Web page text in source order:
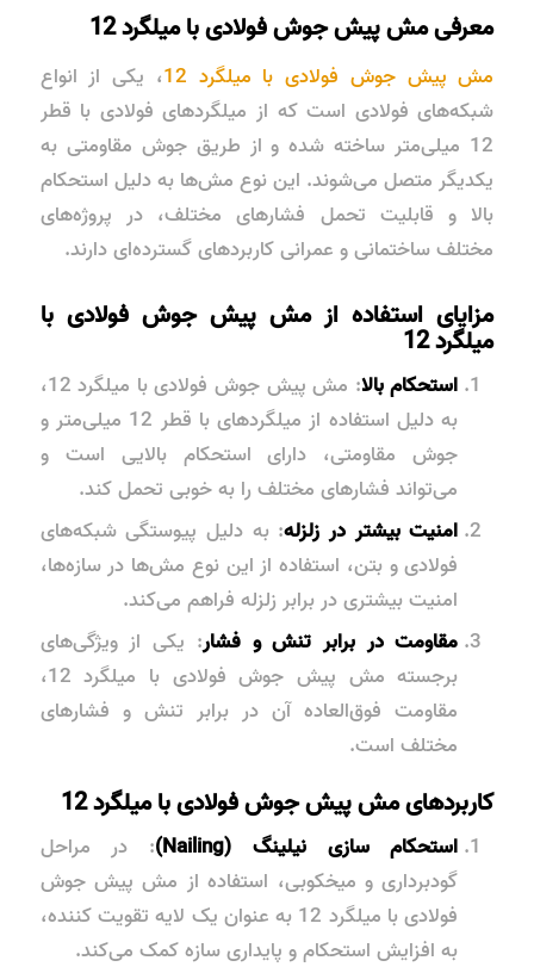
معرفی مش پیش جوش فولادی با میلگرد 12
مش پیش جوش فولادی با میلگرد 12
، یکی از انواع
شبکه‌های فولادی است که از میلگردهای فولادی با قطر
12 میلی‌متر ساخته شده و از طریق جوش مقاومتی به
یکدیگر متصل می‌شوند. این نوع مش‌ها به دلیل استحکام
بالا و قابلیت تحمل فشارهای مختلف، در پروژه‌های
مختلف ساختمانی و عمرانی کاربردهای گسترده‌ای دارند.
مزایای استفاده از مش پیش جوش فولادی با
میلگرد 12
استحکام بالا
: مش پیش جوش فولادی با میلگرد 12،
به دلیل استفاده از میلگردهای با قطر 12 میلی‌متر و
جوش مقاومتی، دارای استحکام بالایی است و
می‌تواند فشارهای مختلف را به خوبی تحمل کند.
امنیت بیشتر در زلزله: به دلیل پیوستگی شبکه‌های
فولادی و بتن، استفاده از این نوع مش‌ها در سازه‌ها،
امنیت بیشتری در برابر زلزله فراهم می‌کند.
مقاومت در برابر تنش‌ و فشار: یکی از ویژگی‌های
برجسته مش پیش جوش فولادی با میلگرد 12،
مقاومت فوق‌العاده آن در برابر تنش‌ و فشارهای
مختلف است.
کاربردهای مش پیش جوش فولادی با میلگرد 12
استحکام سازی نیلینگ (Nailing)
: در مراحل
گودبرداری و میخکوبی، استفاده از مش پیش جوش
فولادی با میلگرد 12 به عنوان یک لایه تقویت کننده،
به افزایش استحکام و پایداری سازه کمک می‌کند.